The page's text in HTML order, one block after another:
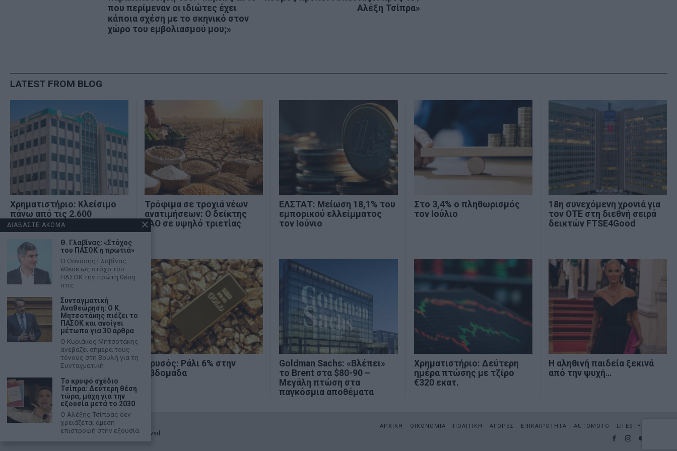
που περίμεναν οι ιδιώτες έχει
κάποια σχέση με το σκηνικό στον
χώρο του εμβολιασμού μου;»
Αλέξη Τσίπρα»
LATEST FROM BLOG
Χρηματιστήριο: Κλείσιμο
πάνω από τις 2.600
μονάδες και νέα θετική
εβδομάδα
Τρόφιμα σε τροχιά νέων
ανατιμήσεων: Ο δείκτης
FAO σε υψηλό τριετίας
ΕΛΣΤΑΤ: Μείωση 18,1% του
εμπορικού ελλείμματος
τον Ιούνιο
Στο 3,4% ο πληθωρισμός
τον Ιούλιο
18η συνεχόμενη χρονιά για
τον ΟΤΕ στη διεθνή σειρά
δεικτών FTSE4Good
Κ. Βελόπουλος: «Η Ελληνική
Χρυσός: Ράλι 6% στην
εβδομάδα
Goldman Sachs: «Βλέπει»
το Brent στα $80-90 –
Μεγάλη πτώση στα
παγκόσμια αποθέματα
Χρηματιστήριο: Δεύτερη
ημέρα πτώσης με τζίρο
€320 εκατ.
Η αληθινή παιδεία ξεκινά
από την ψυχή…
- marketnews.gr - All Rights Reserved
ΑΡΧΙΚΗ ΟΙΚΟΝΟΜΙΑ ΠΟΛΙΤΙΚΗ ΑΓΟΡΕΣ ΕΠΙΚΑΙΡΟΤΗΤΑ AUTOMOTO LIFESTYLE
ΔΙΑΒΑΣΤΕ ΑΚΟΜΑ
Θ. Γλαβίνας: «Στόχος
του ΠΑΣΟΚ η πρωτιά»
Ο Θανάσης Γλαβίνας
έθεσε ως στόχο του
ΠΑΣΟΚ την πρώτη θέση
στις
Συνταγματική
Αναθεώρηση: Ο Κ.
Μητσοτάκης πιέζει το
ΠΑΣΟΚ και ανοίγει
μέτωπο για 30 άρθρα
Ο Κυριάκος Μητσοτάκης
ανεβάζει σήμερα τους
τόνους στη Βουλή για τη
Συνταγματική
Το κρυφό σχέδιο
Τσίπρα: Δεύτερη θέση
τώρα, μάχη για την
εξουσία μετά το 2030
Ο Αλέξης Τσίπρας δεν
χρειάζεται άμεση
επιστροφή στην εξουσία.